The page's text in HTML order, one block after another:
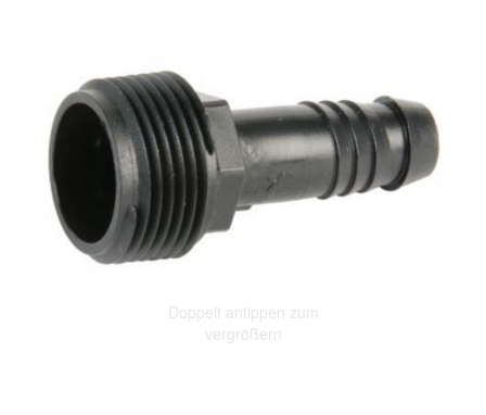
Doppelt antippen zum
vergrößern